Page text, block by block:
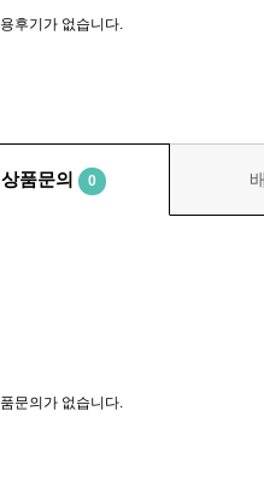
후기가 없습니다.
상품문의 0
문의가 없습니다.